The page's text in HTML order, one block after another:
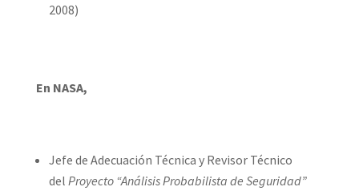
2008)
En NASA,
Jefe de Adecuación Técnica y Revisor Técnico
del Proyecto “Análisis Probabilista de Seguridad”